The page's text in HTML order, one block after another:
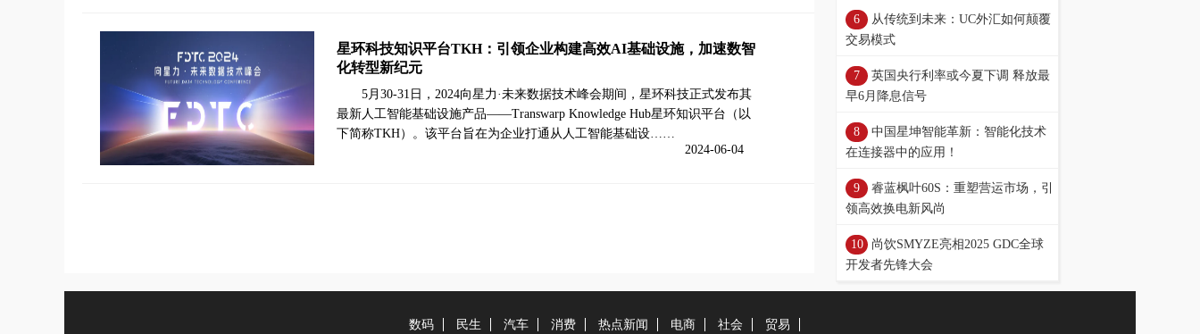
星环科技知识平台TKH：引领企业构建高效AI基础设施，加速数智
化转型新纪元
5月30-31日，2024向星力·未来数据技术峰会期间，星环科技正式发布其
最新人工智能基础设施产品——Transwarp Knowledge Hub星环知识平台（以
下简称TKH）。该平台旨在为企业打通从人工智能基础设……
2024-06-04
从传统到未来：UC外汇如何颠覆
交易模式
英国央行利率或今夏下调 释放最
早6月降息信号
中国星坤智能革新：智能化技术
在连接器中的应用！
睿蓝枫叶60S：重塑营运市场，引
领高效换电新风尚
尚饮SMYZE亮相2025 GDC全球
开发者先锋大会
数码 民生 汽车 消费 热点新闻 电商 社会 贸易